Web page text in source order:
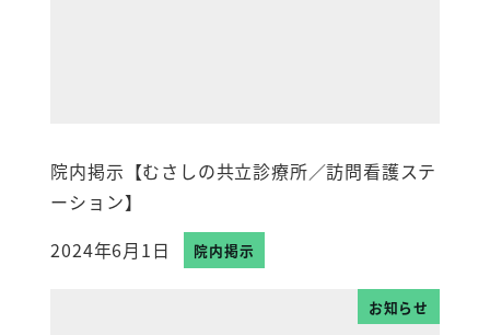
院内掲示【むさしの共立診療所／訪問看護ステ
ーション】
投稿日
2024年6月1日 院内掲示
お知らせ